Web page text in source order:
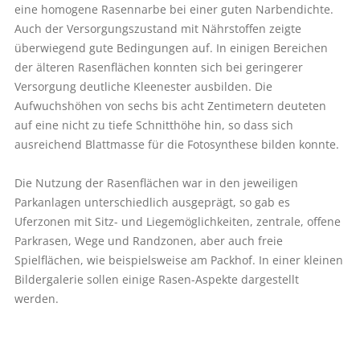
eine homogene Rasennarbe bei einer guten Narbendichte.
Auch der Versorgungszustand mit Nährstoffen zeigte
überwiegend gute Bedingungen auf. In einigen Bereichen
der älteren Rasenflächen konnten sich bei geringerer
Versorgung deutliche Kleenester ausbilden. Die
Aufwuchshöhen von sechs bis acht Zentimetern deuteten
auf eine nicht zu tiefe Schnitthöhe hin, so dass sich
ausreichend Blattmasse für die Fotosynthese bilden konnte.
Die Nutzung der Rasenflächen war in den jeweiligen
Parkanlagen unterschiedlich ausgeprägt, so gab es
Uferzonen mit Sitz- und Liegemöglichkeiten, zentrale, offene
Parkrasen, Wege und Randzonen, aber auch freie
Spielflächen, wie beispielsweise am Packhof. In einer kleinen
Bildergalerie sollen einige Rasen-Aspekte dargestellt
werden.